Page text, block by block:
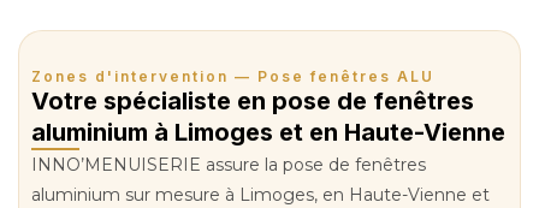
Zones d'intervention — Pose fenêtres ALU
Votre spécialiste en pose de fenêtres
aluminium à Limoges et en Haute-Vienne
INNO’MENUISERIE assure la pose de fenêtres
aluminium sur mesure à Limoges, en Haute-Vienne et